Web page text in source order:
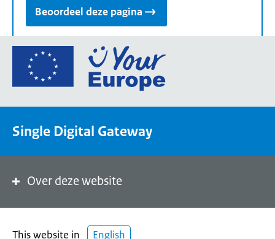
Beoordeel deze pagina
Ga
de
een
de
Single Digital Gateway
Over deze website
This website in English